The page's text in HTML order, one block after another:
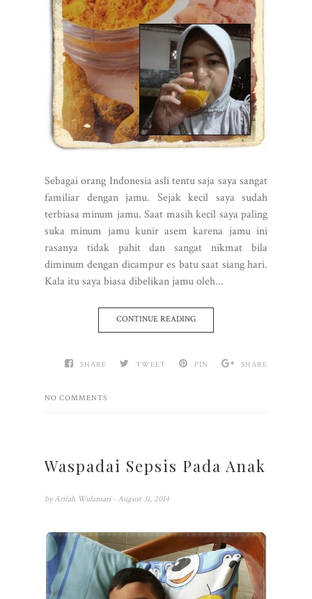
Sebagai orang Indonesia asli tentu saja saya sangat
familiar dengan jamu. Sejak kecil saya sudah
terbiasa minum jamu. Saat masih kecil saya paling
suka minum jamu kunir asem karena jamu ini
rasanya tidak pahit dan sangat nikmat bila
diminum dengan dicampur es batu saat siang hari.
Kala itu saya biasa dibelikan jamu oleh...
CONTINUE READING
SHARE TWEET PIN SHARE
NO COMMENTS
Waspadai Sepsis Pada Anak
by Arifah Wulansari - August 31, 2014